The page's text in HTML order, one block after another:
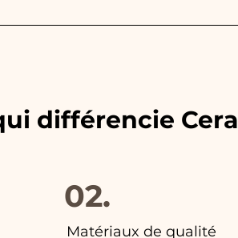
adaptons toujours les couleurs
différencie
02.
Matériaux de qualité